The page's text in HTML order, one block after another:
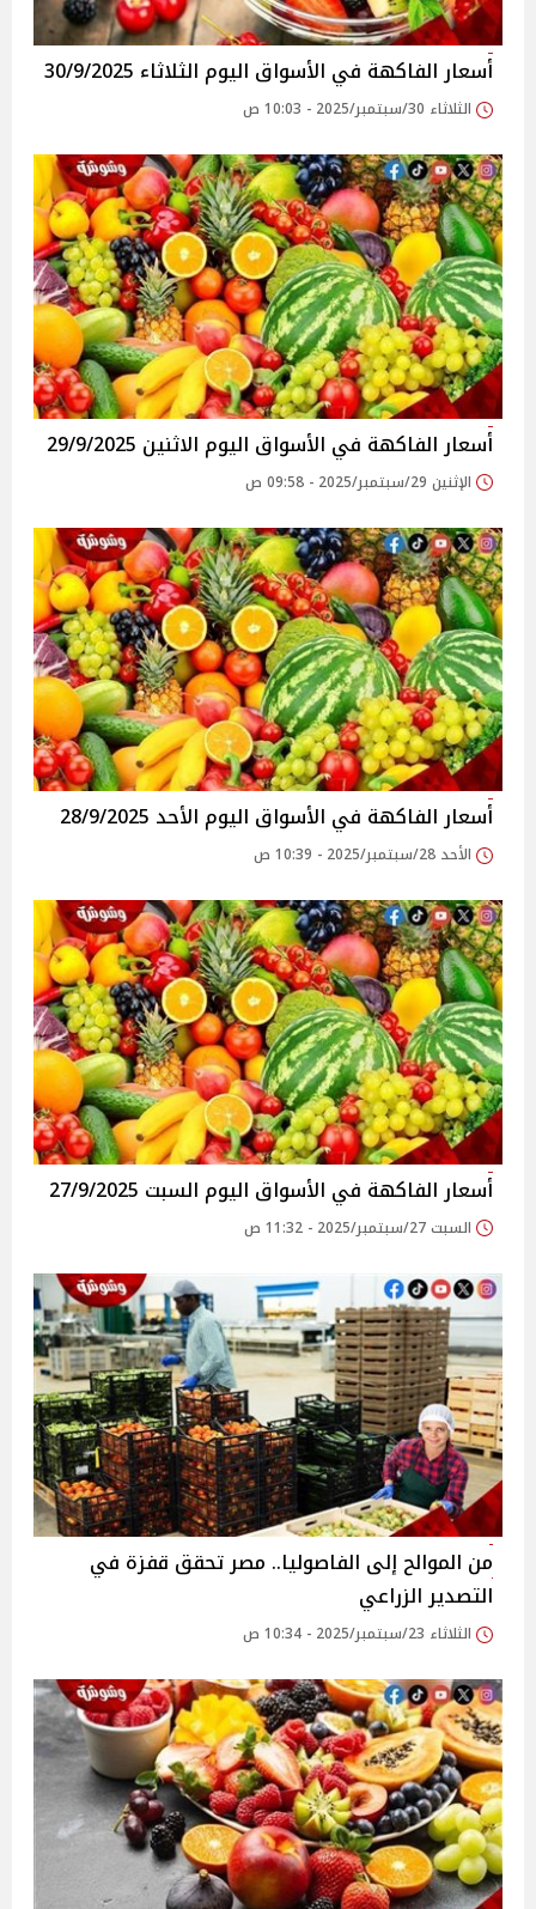
أسعار الفاكهة في الأسواق‎‎ اليوم الثلاثاء 30/9/2025
الثلاثاء 30/سبتمبر/2025 - 10:03 ص
أسعار الفاكهة في الأسواق‎‎ اليوم الاثنين 29/9/2025
الإثنين 29/سبتمبر/2025 - 09:58 ص
أسعار الفاكهة في الأسواق‎‎ اليوم الأحد 28/9/2025
الأحد 28/سبتمبر/2025 - 10:39 ص
أسعار الفاكهة في الأسواق‎‎ اليوم السبت 27/9/2025
السبت 27/سبتمبر/2025 - 11:32 ص
من الموالح إلى الفاصوليا.. مصر تحقق قفزة في
التصدير الزراعي
الثلاثاء 23/سبتمبر/2025 - 10:34 ص